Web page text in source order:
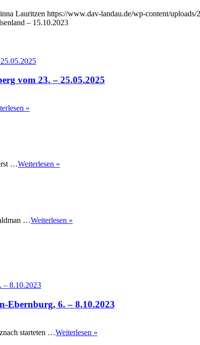
Lauritzen https://www.dav-landau.de/wp-content/
– 15.10.2023
vom 23. – 25.05.2025
»
…Weiterlesen »
…Weiterlesen »
Ebernburg, 6. – 8.10.2023
starteten …Weiterlesen »